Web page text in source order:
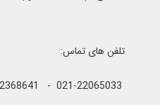
تلفن های تماس: